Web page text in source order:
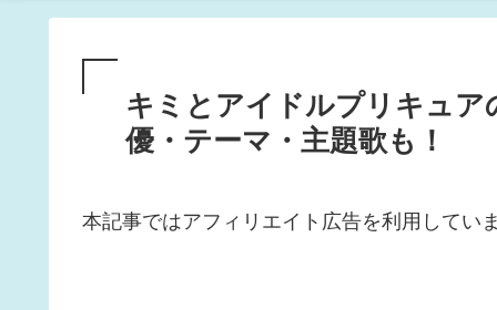
キミとアイドルプリキュア
優・テーマ・主題歌も！
本記事ではアフィリエイト広告を利用してい